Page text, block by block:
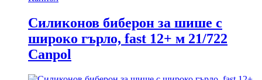
Силиконов биберон за шише с
широко гърло, fast 12+ м 21/722
Canpol